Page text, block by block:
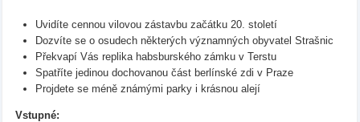
Uvidíte cennou vilovou zástavbu začátku 20. století
Dozvíte se o osudech některých významných obyvatel Strašnic
Překvapí Vás replika habsburského zámku v Terstu
Spatříte jedinou dochovanou část berlínské zdi v Praze
Projdete se méně známými parky i krásnou alejí
Vstupné: